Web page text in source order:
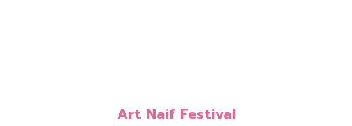
Art Naif Festival